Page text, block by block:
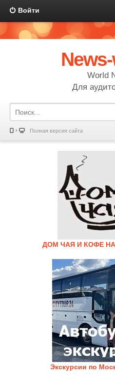
Войти
World
Для
Полная версия сайта
ДОМ ЧАЯ И КОФЕ
Экскурсии по